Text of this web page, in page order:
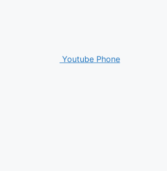
Youtube Phone